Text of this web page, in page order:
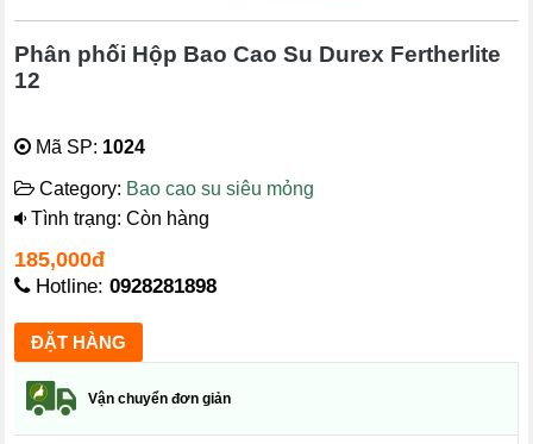
Phân phối Hộp Bao Cao Su Durex Fertherlite
12
Mã SP: 1024
Category: Bao cao su siêu mỏng
Tình trạng: Còn hàng
185,000đ
Hotline:0928281898
Vận chuyển đơn giản